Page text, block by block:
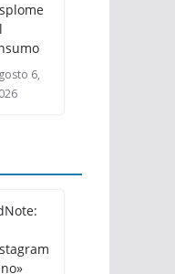
6,